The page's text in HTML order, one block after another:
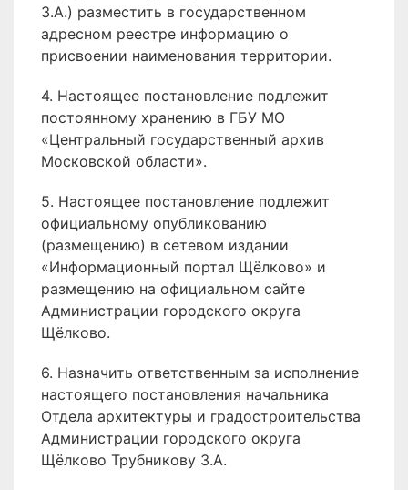
З.А.) разместить в государственном
адресном реестре информацию о
присвоении наименования территории.
4. Настоящее постановление подлежит
постоянному хранению в ГБУ МО
«Центральный государственный архив
Московской области».
5. Настоящее постановление подлежит
официальному опубликованию
(размещению) в сетевом издании
«Информационный портал Щёлково» и
размещению на официальном сайте
Администрации городского округа
Щёлково.
6. Назначить ответственным за исполнение
настоящего постановления начальника
Отдела архитектуры и градостроительства
Администрации городского округа
Щёлково Трубникову З.А.